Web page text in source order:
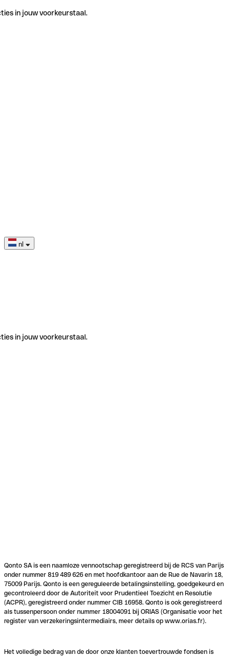
in jouw voorkeurstaal.
nl
in jouw voorkeurstaal.
Qonto SA is een naamloze vennootschap geregistreerd bij de RCS van Parijs
onder nummer 819 489 626 en met hoofdkantoor aan de Rue de Navarin 18,
75009 Parijs. Qonto is een gereguleerde betalingsinstelling, goedgekeurd en
gecontroleerd door de Autoriteit voor Prudentieel Toezicht en Resolutie
(ACPR), geregistreerd onder nummer CIB 16958. Qonto is ook geregistreerd
als tussenpersoon onder nummer 18004091 bij ORIAS (Organisatie voor het
register van verzekeringsintermediairs, meer details op www.orias.fr).
Het volledige bedrag van de door onze klanten toevertrouwde fondsen is